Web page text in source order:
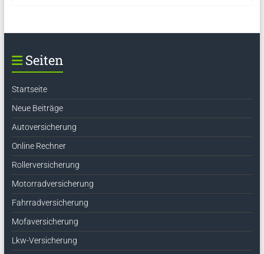
Seiten
Startseite
Neue Beiträge
Autoversicherung
Online Rechner
Rollerversicherung
Motorradversicherung
Fahrradversicherung
Mofaversicherung
Lkw-Versicherung